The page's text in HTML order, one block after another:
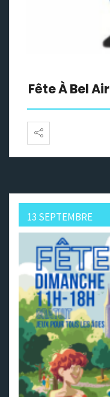
Fête À Bel Air
13 SEPTEMBRE